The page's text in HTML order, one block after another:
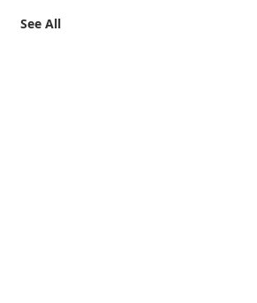
See All